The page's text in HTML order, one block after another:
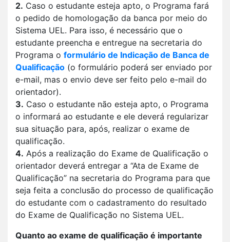
2. Caso o estudante esteja apto, o Programa fará
o pedido de homologação da banca por meio do
Sistema UEL. Para isso, é necessário que o
estudante preencha e entregue na secretaria do
Programa o formulário de Indicação de Banca de
Qualificação (o formulário poderá ser enviado por
e-mail, mas o envio deve ser feito pelo e-mail do
orientador).
3. Caso o estudante não esteja apto, o Programa
o informará ao estudante e ele deverá regularizar
sua situação para, após, realizar o exame de
qualificação.
4. Após a realização do Exame de Qualificação o
orientador deverá entregar a “Ata de Exame de
Qualificação” na secretaria do Programa para que
seja feita a conclusão do processo de qualificação
do estudante com o cadastramento do resultado
do Exame de Qualificação no Sistema UEL.
Quanto ao exame de qualificação é importante